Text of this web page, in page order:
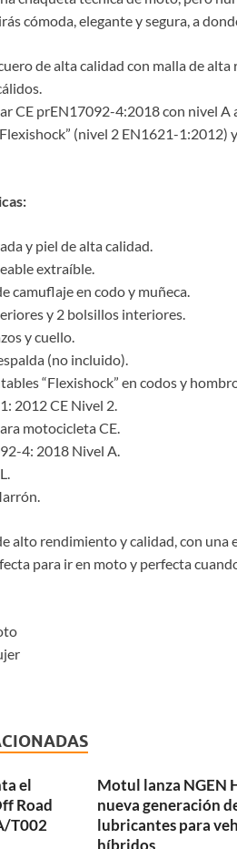
cómoda, elegante y segura, a
de alta calidad con malla de
CE prEN17092-4:2018 con nivel
(nivel 2 EN1621-
y piel de alta calidad.
extraíble.
camuflaje en codo y muñeca.
y 2 bolsillos interiores.
y cuello.
(no incluido).
“Flexishock” en codos y
2012 CE Nivel 2.
motocicleta CE.
4: 2018 Nivel A.
alto rendimiento y calidad, con una
para ir en moto y perfecta
el
Road
T002
Motul lanza NGEN
nueva generación
lubricantes para